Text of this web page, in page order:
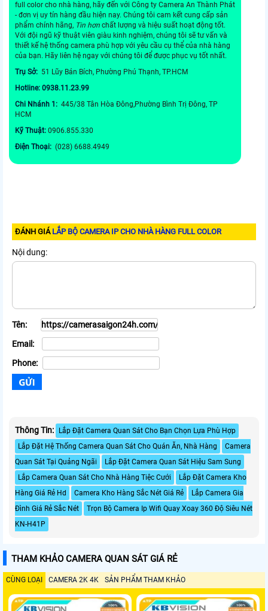
full color cho nhà hàng, hãy đến với Công ty Camera An Thành Phát
- đơn vị uy tín hàng đầu hiện nay. Chúng tôi cam kết cung cấp sản
phẩm chính hãng, Tin hơn chất lượng và hiệu suất hoạt động tốt.
Với đội ngũ kỹ thuật viên giàu kinh nghiệm, chúng tôi sẽ tư vấn và
thiết kế hệ thống camera phù hợp với yêu cầu cụ thể của nhà hàng
của bạn. Hãy liên hệ ngay với chúng tôi để được phục vụ tốt nhất.
Trụ Sở: 51 Lũy Bán Bích, Phường Phú Thạnh, TP.HCM
Hotline: 0938.11.23.99
Chi Nhánh 1: 445/38 Tân Hòa Đông,Phường Bình Trị Đông, TP
HCM
Kỹ Thuật: 0906.855.330
Điện Thoại: (028) 6688.4949
ĐÁNH GIÁ LẮP BỘ CAMERA IP CHO NHÀ HÀNG FULL COLOR
Nội dung:
Tên:
Email:
Phone:
Thông Tin:
Lắp Đặt Camera Quan Sát Cho Bạn Chọn Lựa Phù Hợp
Lắp Đặt Hệ Thống Camera Quan Sát Cho Quán Ăn, Nhà Hàng
Camera
Quan Sát Tại Quảng Ngãi
Lắp Đặt Camera Quan Sát Hiệu Sam Sung
Lắp Camera Quan Sát Cho Nhà Hàng Tiệc Cưới
Lắp Đặt Camera Kho
Hàng Giá Rẻ Hd
Camera Kho Hàng Sắc Nét Giá Rẻ
Lắp Camera Gia
Đình Giá Rẻ Sắc Nét
Trọn Bộ Camera Ip Wifi Quay Xoay 360 Độ Siêu Nét
KN-H41P
THAM KHẢO CAMERA QUAN SÁT GIÁ RẺ
CÙNG LOẠI CAMERA 2K 4K SẢN PHẨM THAM KHẢO